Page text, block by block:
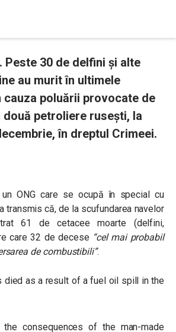
Peste 30 de delfini și alte
au murit în ultimele
cauza poluării provocate de
petroliere rusești, la
în dreptul Crimeei.
ONG care se ocupă în special cu
transmis că, de la scufundarea navelor
61 de cetacee moarte (delfini,
care 32 de decese “cel mai probabil
de combustibili”.
died as a result of a fuel oil spill in the
consequences of the man-made